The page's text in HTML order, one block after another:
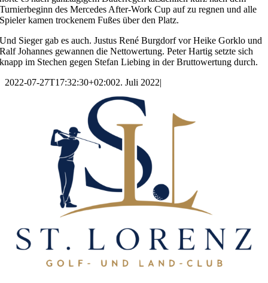
Turnierbeginn des Mercedes After-Work Cup auf zu regnen und alle
Spieler kamen trockenem Fußes über den Platz.
Und Sieger gab es auch. Justus René Burgdorf vor Heike Gorklo und
Ralf Johannes gewannen die Nettowertung. Peter Hartig setzte sich
knapp im Stechen gegen Stefan Liebing in der Bruttowertung durch.
2022-07-27T17:32:30+02:002. Juli 2022|